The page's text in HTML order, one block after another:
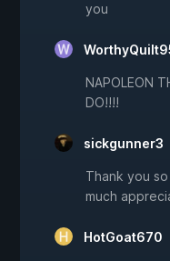
you
NAPOLEON
DO!!!!
sickgunner3
Thank you
much
HotGoat670